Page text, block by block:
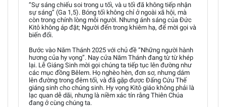
“Sự sáng chiếu soi trong u tối, và u tối đã không tiếp nhận
sự sáng” (Ga 1,5). Bóng tối không chỉ ở ngoài xã hội, mà
còn trong chính lòng mỗi người. Nhưng ánh sáng của Đức
Kitô không áp đặt; Người đến trong khiêm hạ, để mời gọi và
biến đổi.
Bước vào Năm Thánh 2025 với chủ đề “Những người hành
hương của hy vọng”. Nay cửa Năm Thánh đang từ từ khép
lại. Lễ Giáng Sinh mời gọi chúng ta tiếp tục lên đường như
các mục đồng Bêlem. Họ nghèo hèn, đơn sơ, nhưng dám
lên đường trong đêm tối, và đã gặp được Đấng Cứu Thế
giáng sinh cho chúng sinh. Hy vọng Kitô giáo không phải là
lạc quan dễ dãi, nhưng là niềm xác tín rằng Thiên Chúa
đang ở cùng chúng ta.